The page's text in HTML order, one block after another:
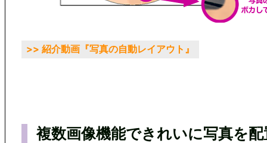
>> 紹介動画『写真の自動レイアウト』
複数画像機能できれいに写真を